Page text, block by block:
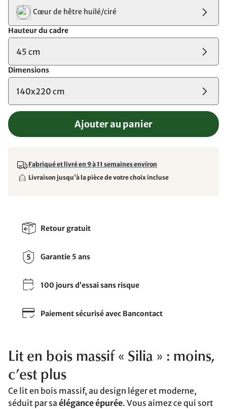
Cœur de hêtre huilé/ciré
Hauteur du cadre
45 cm
Dimensions
140x220 cm
Ajouter au panier
Fabriqué et livré en 9 à 11 semaines environ
Livraison jusqu'à la pièce de votre choix incluse
Retour gratuit
Garantie 5 ans
100 jours d’essai sans risque
Paiement sécurisé avec Bancontact
Lit en bois massif « Silia » : moins,
c’est plus
Ce lit en bois massif, au design léger et moderne,
séduit par sa élégance épurée. Vous aimez ce qui sort